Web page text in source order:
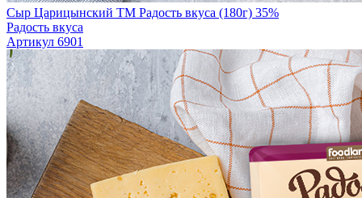
Сыр Царицынский TM Радость вкуса (180г) 35%
Радость вкуса
Артикул 6901